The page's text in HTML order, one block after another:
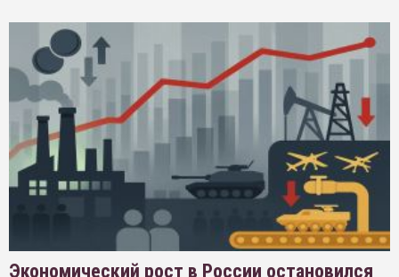
Экономический рост в России остановился